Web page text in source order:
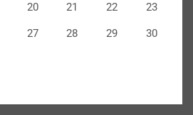
20 21 22 23
27 28 29 30